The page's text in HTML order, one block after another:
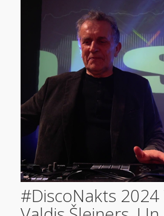
#DiscoNakts 2024